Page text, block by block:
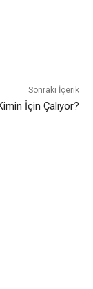
Sonraki İçerik
İçin Çalıyor?